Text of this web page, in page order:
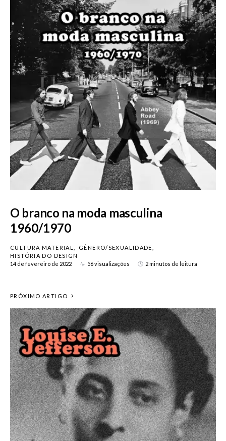
O branco na moda masculina
1960/1970
CULTURA MATERIAL
GÊNERO/SEXUALIDADE
HISTÓRIA DO DESIGN
14 de fevereiro de 2022
56 visualizações 2 minutos de leitura
PRÓXIMO ARTIGO